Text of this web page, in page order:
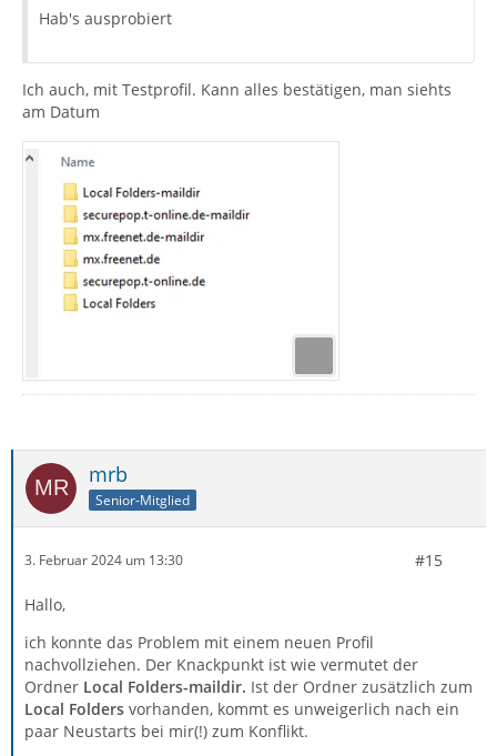
Hab's ausprobiert
Ich auch, mit Testprofil. Kann alles bestätigen, man siehts
am Datum
mrb
Senior-Mitglied
3. Februar 2024 um 13:30 #15
Hallo,
ich konnte das Problem mit einem neuen Profil
nachvollziehen. Der Knackpunkt ist wie vermutet der
Ordner Local Folders-maildir. Ist der Ordner zusätzlich zum
Local Folders vorhanden, kommt es unweigerlich nach ein
paar Neustarts bei mir(!) zum Konflikt.